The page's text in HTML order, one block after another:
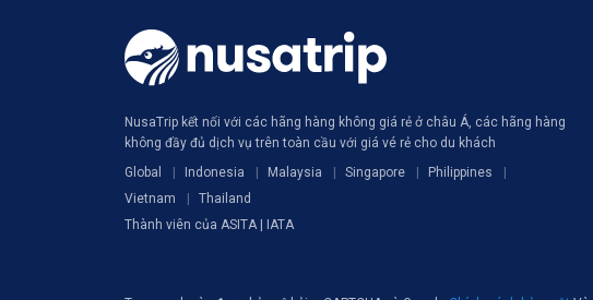
NusaTrip kết nối với các hãng hàng không giá rẻ ở châu Á, các hãng hàng
không đầy đủ dịch vụ trên toàn cầu với giá vé rẻ cho du khách
Global
Indonesia Malaysia Singapore
Philippines
Vietnam
Thailand
Thành viên của ASITA | IATA